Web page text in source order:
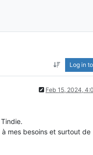
Log in
Feb 15, 2024,
mes besoins et surtout de